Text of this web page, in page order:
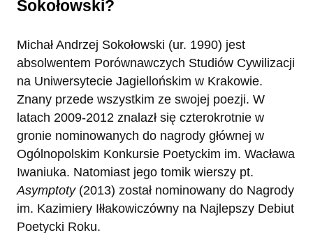
Sokołowski?
Michał Andrzej Sokołowski (ur. 1990) jest
absolwentem Porównawczych Studiów Cywilizacji
na Uniwersytecie Jagiellońskim w Krakowie.
Znany przede wszystkim ze swojej poezji. W
latach 2009-2012 znalazł się czterokrotnie w
gronie nominowanych do nagrody głównej w
Ogólnopolskim Konkursie Poetyckim im. Wacława
Iwaniuka. Natomiast jego tomik wierszy pt.
Asymptoty(2013) został nominowany do Nagrody
im. Kazimiery Iłłakowiczówny na Najlepszy Debiut
Poetycki Roku.